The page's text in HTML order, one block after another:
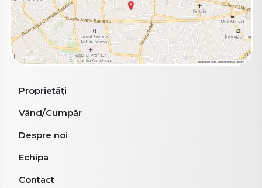
Proprietăți
Vând/Cumpăr
Despre noi
Echipa
Contact